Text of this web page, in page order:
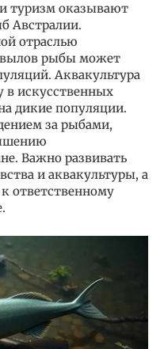
туризм оказывают
Австралии.
отраслью
рыбы может
Аквакультура
в искусственных
дикие популяции.
за рыбами,
Важно развивать
и аквакультуры, а
ответственному